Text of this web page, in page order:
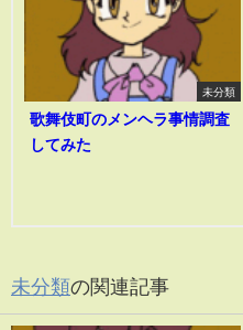
未分類
歌舞伎町のメンヘラ事情調査
してみた
未分類の関連記事